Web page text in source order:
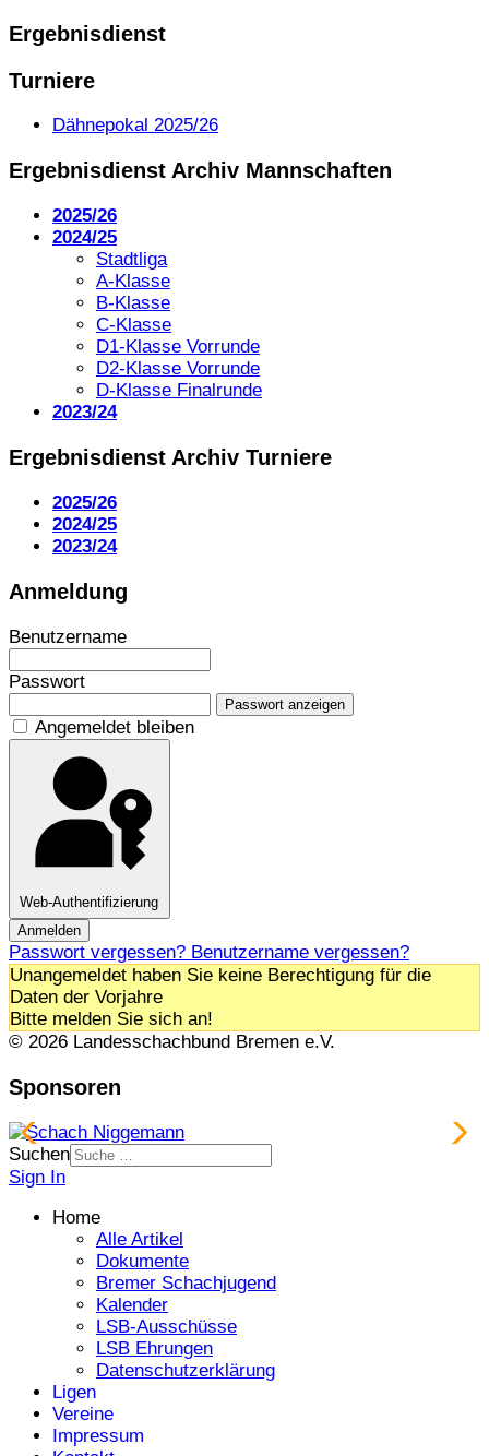
Ergebnisdienst
Turniere
Dähnepokal 2025/26
Ergebnisdienst Archiv Mannschaften
2025/26
2024/25
Stadtliga
A-Klasse
B-Klasse
C-Klasse
D1-Klasse Vorrunde
D2-Klasse Vorrunde
D-Klasse Finalrunde
2023/24
Ergebnisdienst Archiv Turniere
2025/26
2024/25
2023/24
Anmeldung
Benutzername
Passwort
Passwort anzeigen
Angemeldet bleiben
Web-Authentifizierung
Anmelden
Passwort vergessen? Benutzername vergessen?
Unangemeldet haben Sie keine Berechtigung für die
Daten der Vorjahre
Bitte melden Sie sich an!
© 2026 Landesschachbund Bremen e.V.
Sponsoren
Suchen
Sign In
Home
Alle Artikel
Dokumente
Bremer Schachjugend
Kalender
LSB-Ausschüsse
LSB Ehrungen
Datenschutzerklärung
Ligen
Vereine
Impressum